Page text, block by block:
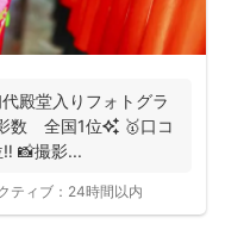
殿堂入りフォトグラ
📸撮影...
ティブ： 24時間以内